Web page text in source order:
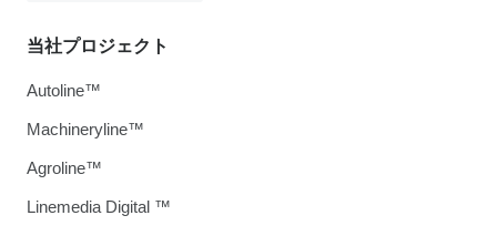
当社プロジェクト
Autoline™
Machineryline™
Agroline™
Linemedia Digital ™